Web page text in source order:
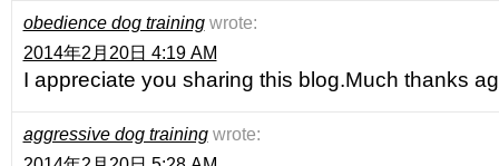
obedience dog training wrote:
2014年2月20日 4:19 AM
I appreciate you sharing this blog.Much thanks
aggressive dog training wrote: